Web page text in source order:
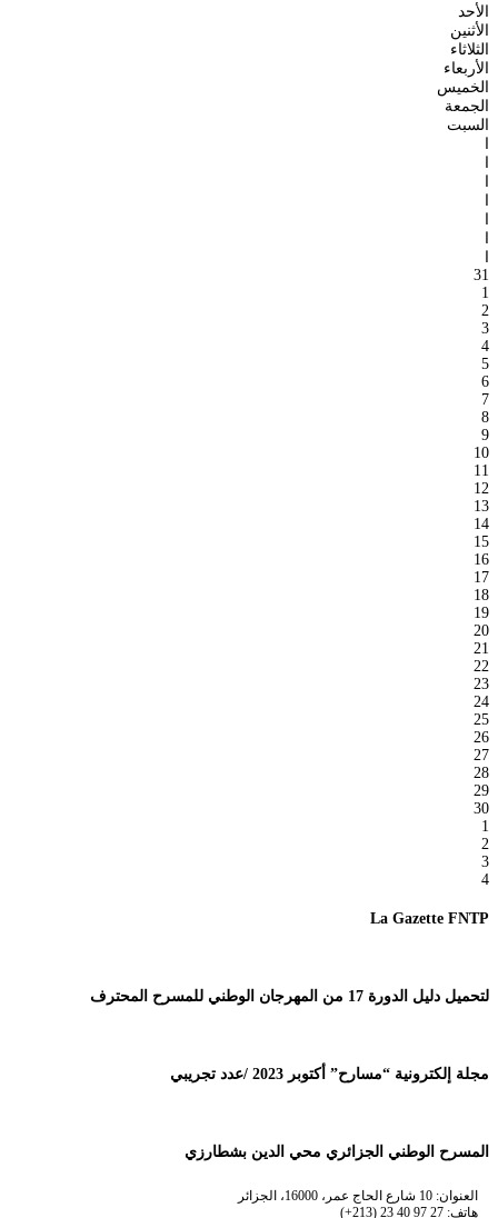
الأحد
الأثنين
الثلاثاء
الأربعاء
الخميس
الجمعة
السبت
31
1
2
3
4
5
6
7
8
9
10
11
12
13
14
15
16
17
18
19
20
21
22
23
24
25
26
27
28
29
30
1
2
3
4
La Gazette FNTP
لتحميل دليل الدورة 17 من المهرجان الوطني للمسرح المحترف
مجلة إلكترونية “مسارح” أكتوبر 2023 /عدد تجريبي
المسرح الوطني الجزائري محي الدين بشطارزي
العنوان: 10 شارع الحاج عمر، 16000، الجزائر
هاتف: 27 97 40 23 (213+)